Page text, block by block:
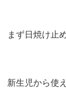
まず日焼け止
新生児から使